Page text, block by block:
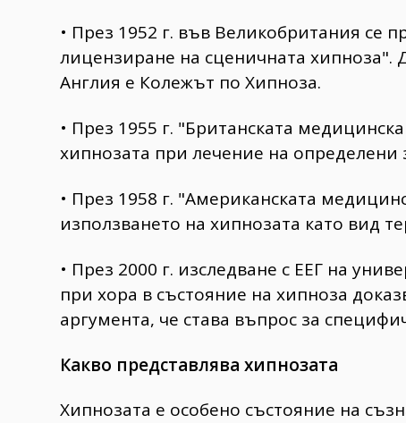
• През 1952 г. във Великобритания се
лицензиране на сценичната хипноза".
Англия е Колежът по Хипноза.
• През 1955 г. "Британската
хипнозата при лечение на определени
• През 1958 г. "Американската
използването на хипнозата като вид
• През 2000 г. изследване с ЕЕГ на
при хора в състояние на хипноза
аргумента, че става въпрос за
Какво представлява хипнозата
Хипнозата е особено състояние на